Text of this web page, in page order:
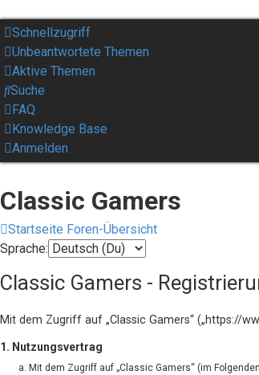
Schnellzugriff
Unbeantwortete Themen
Aktive Themen
Suche
FAQ
Knowledge Base
Anmelden
Classic Gamers
Startseite Foren-Übersicht
Sprache:
Classic Gamers -
Mit dem Zugriff auf „Classic Gamers“ („https://
1. Nutzungsvertrag
Mit dem Zugriff auf „Classic Gamers“ (im